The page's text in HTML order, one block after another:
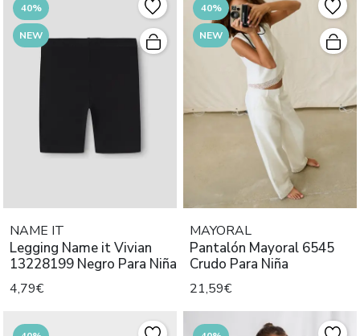
40%
NEW
NAME IT
Legging Name it Vivian
13228199 Negro Para Niña
4,79€
40%
NEW
MAYORAL
Pantalón Mayoral 6545
Crudo Para Niña
21,59€